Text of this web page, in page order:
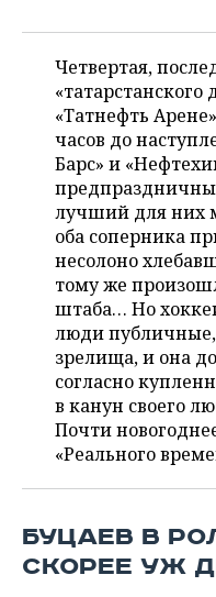
КОМУ
ТОРГОВЫЕ ЦЕНТРЫ
ТАТАРСТАНА
БЮДЖЕТ
ИНВЕСТИЦИИ
АГРОПРОМ
МАШИНОСТРОЕНИЕ
НЕФТЕХИМИЯ
НЕФТЬ
ОПК
ЭНЕРГЕТИКА
НОВОСТИ АВТО
БИЗНЕС
НОВОСТИ БИЗНЕСА
РОЗНИЧНАЯ
ТРАНСПОРТ
УСЛУГИ
ТЕХНОЛОГИИ
НОВОСТИ
МЕДИА
МЕРОПРИЯТИЯ
НОВОСТИ
ВЫЕЗДНАЯ
БИЗНЕС-БРАНЧИ
ONLINE-
ОТКРЫТАЯ ЛЕКЦИЯ
СПОРТ
НОВОСТИ СПОРТА
ФУТБОЛ
ХОККЕЙ
БАСКЕТБОЛ
КИБЕРСПОРТ
ОБЩЕСТВО
НОВОСТИ ОБЩЕСТВА
ВЛАСТЬ
ИНФРАСТРУКТУРА
КУЛЬТУРА
ФОТОГАЛЕРЕЯ
СЮЖЕТЫ
СПРАВОЧНИК
СПИСОК КОМПАНИЙ
Четвертая,
«татарстанского
«Татнефть
часов до
Барс» и
лучший для них
оба соперника
несолоно
тому же
штаба… Но
люди
зрелища, и она
согласно
в канун своего
Почти
«Реального
БУЦАЕВ В
СКОРЕЕ УЖ